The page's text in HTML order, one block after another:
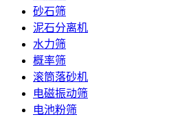
砂石筛
泥石分离机
水力筛
概率筛
滚筒落砂机
电磁振动筛
电池粉筛